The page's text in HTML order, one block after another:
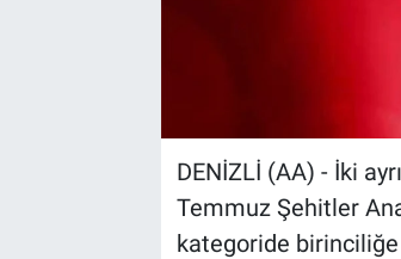
DENİZLİ (AA) - İki
Temmuz Şehitler
kategoride birinciliğe